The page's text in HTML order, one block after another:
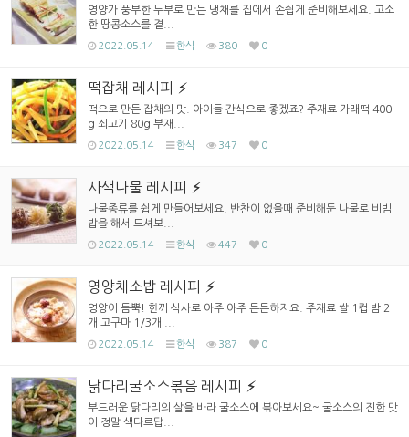
영양가 풍부한 두부로 만든 냉채를 집에서 손쉽게 준비해보세요. 고소
한 땅콩소스를 곁...
2022.05.14 한식 380 0
떡잡채 레시피
떡으로 만든 잡채의 맛. 아이들 간식으로 좋겠죠? 주재료 가래떡 400
g 쇠고기 80g 부재...
2022.05.14 한식 347 0
사색나물 레시피
나물종류를 쉽게 만들어보세요. 반찬이 없을때 준비해둔 나물로 비빔
밥을 해서 드셔보...
2022.05.14 한식 447 0
영양채소밥 레시피
영양이 듬뿍! 한끼 식사로 아주 아주 든든하지요. 주재료 쌀 1컵 밤 2
개 고구마 1/3개 ...
2022.05.14 한식 387 0
닭다리굴소스볶음 레시피
부드러운 닭다리의 살을 바라 굴소스에 볶아보세요~ 굴소스의 진한 맛
이 정말 색다르답...